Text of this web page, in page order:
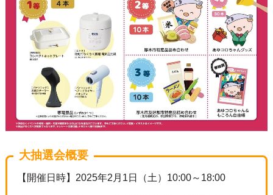
大抽選会概要
【開催日時】2025年2月1日（土）10:00～18:00